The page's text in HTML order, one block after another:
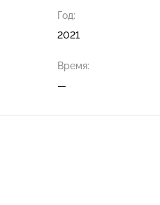
Год:
2021
Время:
—